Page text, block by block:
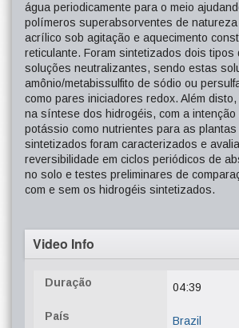
água periodicamente para o meio
polímeros superabsorventes de
acrílico sob agitação e aquecimento
reticulante. Foram sintetizados dois
soluções neutralizantes, sendo estas
amônio/metabissulfito de sódio ou
como pares iniciadores redox. Além
na síntese dos hidrogéis, com a
potássio como nutrientes para as
sintetizados foram caracterizados e
reversibilidade em ciclos periódicos de
no solo e testes preliminares de
com e sem os hidrogéis sintetizados.
Video Info
Duração 04:39
País Brazil